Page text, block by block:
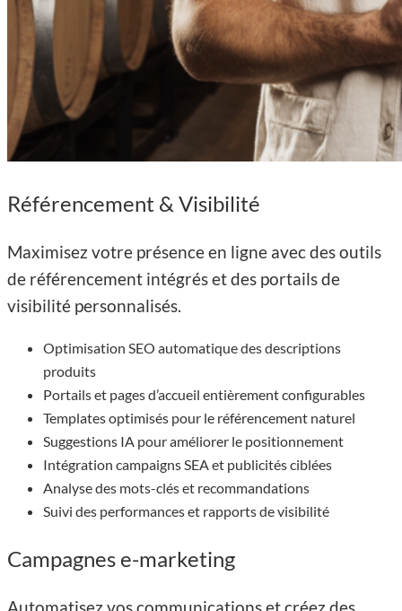
Référencement & Visibilité
Maximisez votre présence en ligne avec des outils
de référencement intégrés et des portails de
visibilité personnalisés.
Optimisation SEO automatique des descriptions
produits
Portails et pages d’accueil entièrement configurables
Templates optimisés pour le référencement naturel
Suggestions IA pour améliorer le positionnement
Intégration campaigns SEA et publicités ciblées
Analyse des mots-clés et recommandations
Suivi des performances et rapports de visibilité
Campagnes e-marketing